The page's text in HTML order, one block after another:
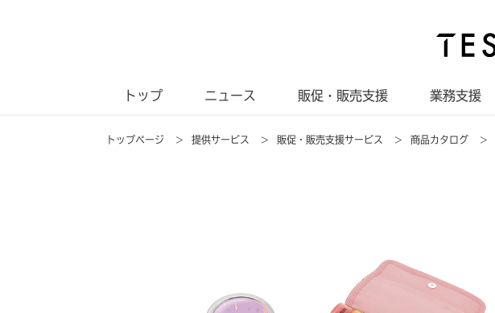
トップ ニュース 販促・販売支援 業務支援
トップページ > 提供サービス > 販促・販売支援サービス > 商品カタログ >